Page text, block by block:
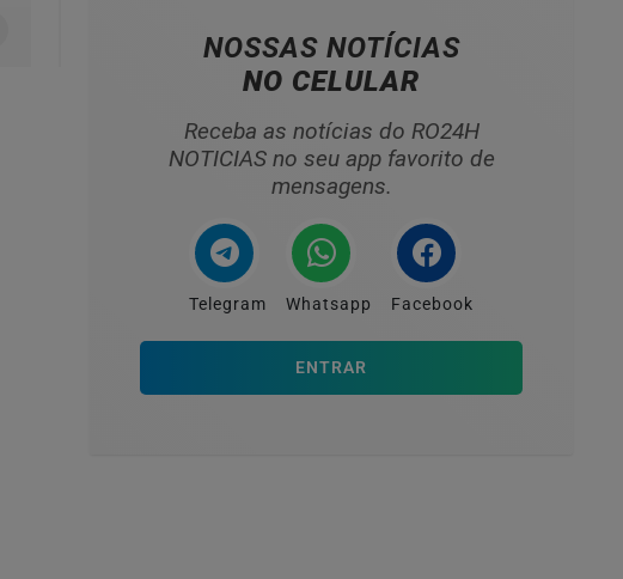
NOSSAS NOTÍCIAS
NO CELULAR
Receba as notícias do RO24H
NOTICIAS no seu app favorito de
mensagens.
Telegram Whatsapp Facebook
ENTRAR